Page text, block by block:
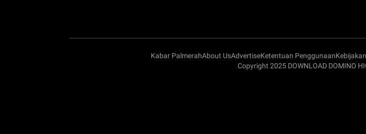
Kabar PalmerahAbout UsAdvertiseKetentuan Penggunaan
Copyright 2025 DOWNLOAD DOMINO